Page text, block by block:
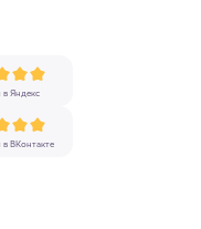
в Яндекс
ВКонтакте